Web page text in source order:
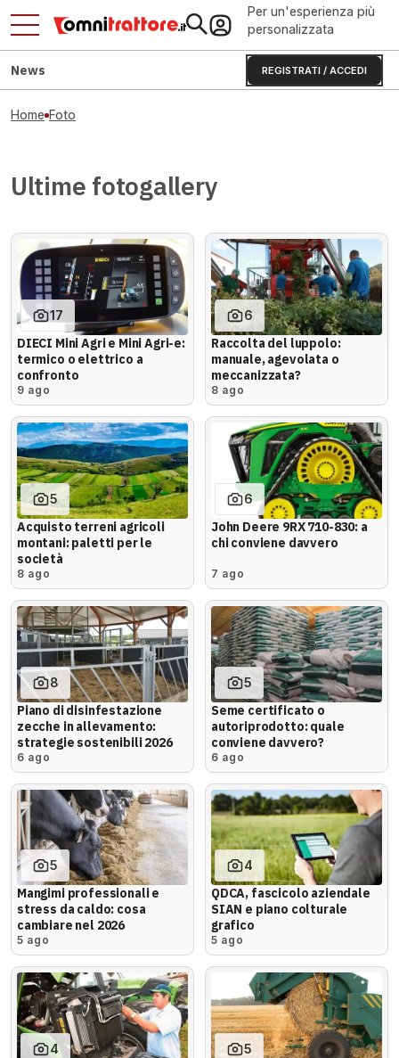
Per un'esperienza più
personalizzata
REGISTRATI / ACCEDI
News
Home Foto
Ultime fotogallery
17
DIECI Mini Agri e Mini Agri-e:
termico o elettrico a
confronto
9 ago
6
Raccolta del luppolo:
manuale, agevolata o
meccanizzata?
8 ago
5
Acquisto terreni agricoli
montani: paletti per le
società
8 ago
6
John Deere 9RX 710-830: a
chi conviene davvero
7 ago
8
Piano di disinfestazione
zecche in allevamento:
strategie sostenibili 2026
6 ago
5
Seme certificato o
autoriprodotto: quale
conviene davvero?
6 ago
5
Mangimi professionali e
stress da caldo: cosa
cambiare nel 2026
5 ago
4
QDCA, fascicolo aziendale
SIAN e piano colturale
grafico
5 ago
4 5